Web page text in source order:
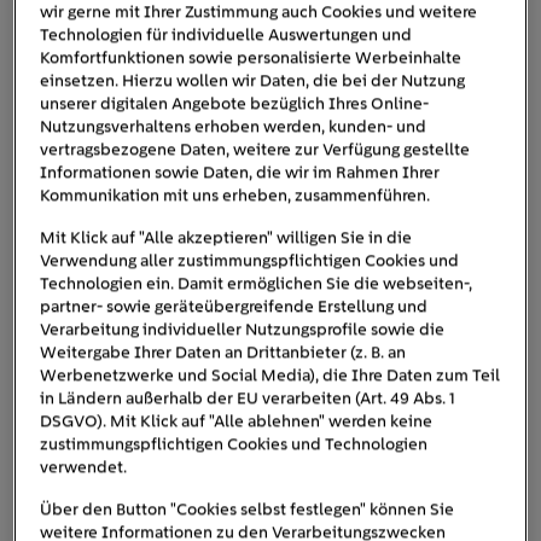
daher: Erst ab Mitte 2026 bzw. Mitte 2028 ist der Einbau
von Heizsystemen, die ausschließlich mit Gas betrieben
werden, nicht mehr gestattet. Eine bestehende
Gasheizung dürfen Sie jedoch weiterhin nutzen und bei
Defekten auch reparieren lassen. DieAustauschpflicht
greift nur, wenn eine Reparatur nicht mehr möglich ist –
im Fachjargon „Totalhavarie“ genannt.
Achtung: Bleibt es bei den aktuellen Plänen der
Bundesregierung, wird der Einsatz fossiler Brennstoffe
wie Erdgas für Heizungen ab 2045 gänzlich untersagt.
Diese Regelung ändert übrigens nichts an der
bestehenden Vorschrift des GEG, nach der bestimmte
Heizkessel, die älter als 30 Jahre sind, ausgetauscht
werden müssen.
Wärmeplanung Ihrer Stadt oder Gemeinde können Sie
wir gerne mit Ihrer Zustimmung auch Cookies und weitere
Technologien für individuelle Auswertungen und
Komfortfunktionen sowie personalisierte Werbeinhalte
einsetzen. Hierzu wollen wir Daten, die bei der Nutzung
unserer digitalen Angebote bezüglich Ihres Online-
Nutzungsverhaltens erhoben werden, kunden- und
vertragsbezogene Daten, weitere zur Verfügung gestellte
Informationen sowie Daten, die wir im Rahmen Ihrer
Kommunikation mit uns erheben, zusammenführen.
Mit Klick auf "Alle akzeptieren" willigen Sie in die
Verwendung aller zustimmungspflichtigen Cookies und
Technologien ein. Damit ermöglichen Sie die webseiten-,
partner- sowie geräteübergreifende Erstellung und
Verarbeitung individueller Nutzungsprofile sowie die
Weitergabe Ihrer Daten an Drittanbieter (z. B. an
Werbenetzwerke und Social Media), die Ihre Daten zum Teil
in Ländern außerhalb der EU verarbeiten (Art. 49 Abs. 1
DSGVO). Mit Klick auf "Alle ablehnen" werden keine
zustimmungspflichtigen Cookies und Technologien
verwendet.
Über den Button "Cookies selbst festlegen" können Sie
weitere Informationen zu den Verarbeitungszwecken